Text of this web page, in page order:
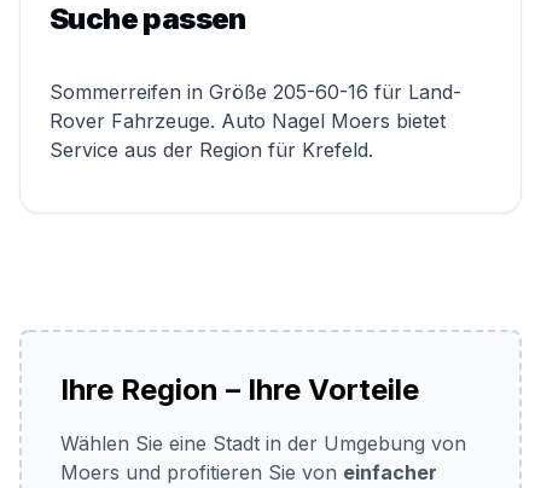
Suche passen
Sommerreifen in Größe 205-60-16 für Land-
Rover Fahrzeuge. Auto Nagel Moers bietet
Service aus der Region für Krefeld.
Ihre Region – Ihre Vorteile
Wählen Sie eine Stadt in der Umgebung von
Moers und profitieren Sie von einfacher